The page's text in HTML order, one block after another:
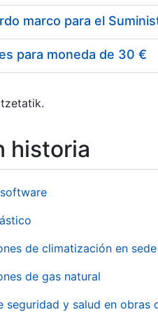
para moneda de 30 €
historia
de climatización en
de gas natural
seguridad y salud en obras